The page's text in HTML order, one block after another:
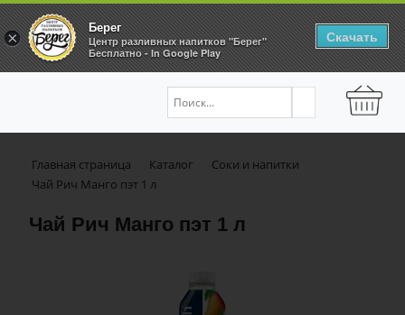
Главная страница Каталог
Соки и напитки
Чай Рич Манго пэт 1 л
Чай Рич Манго пэт 1 л
×
Берег
Центр разливных напитков "Берег"
Бесплатно - In Google Play
Скачать